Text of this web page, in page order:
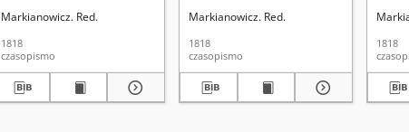
Markianowicz. Red.
1818
czasopismo
Markianowicz. Red.
1818
czasopismo
1818